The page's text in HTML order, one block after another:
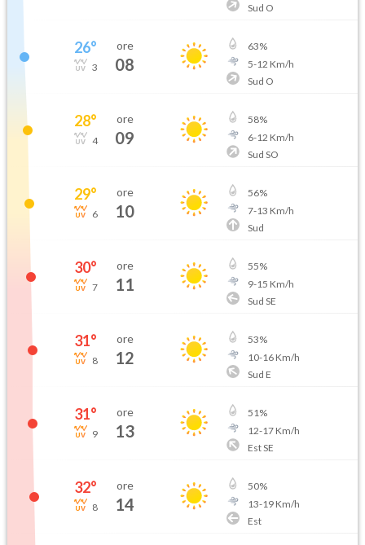
Sud O
26°
3
ore
08
63%
5-12 Km/h
Sud O
28°
4
ore
09
58%
6-12 Km/h
Sud SO
29°
6
ore
10
56%
7-13 Km/h
Sud
30°
7
ore
11
55%
9-15 Km/h
Sud SE
31°
8
ore
12
53%
10-16Km/h
Sud E
31°
9
ore
13
51%
12-17Km/h
Est SE
32°
8
ore
14
50%
13-19Km/h
Est